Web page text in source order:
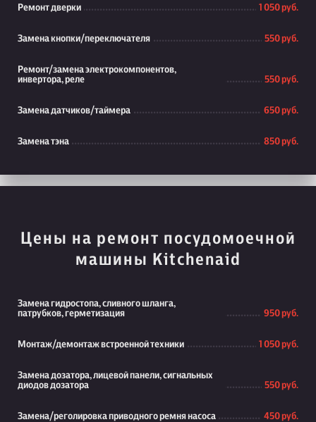
Ремонт дверки 1 050 руб.
Замена кнопки/переключателя 550 руб.
Ремонт/замена электрокомпонентов,
инвертора, реле
550 руб.
Замена датчиков/таймера 650 руб.
Замена тэна 850 руб.
Цены на ремонт посудомоечной
машины Kitchenaid
Замена гидростопа, сливного шланга,
патрубков, герметизация
950 руб.
Монтаж/демонтаж встроенной техники 1 050 руб.
Замена дозатора, лицевой панели, сигнальных
диодов дозатора
550 руб.
Замена/реголировка приводного ремня насоса 450 руб.